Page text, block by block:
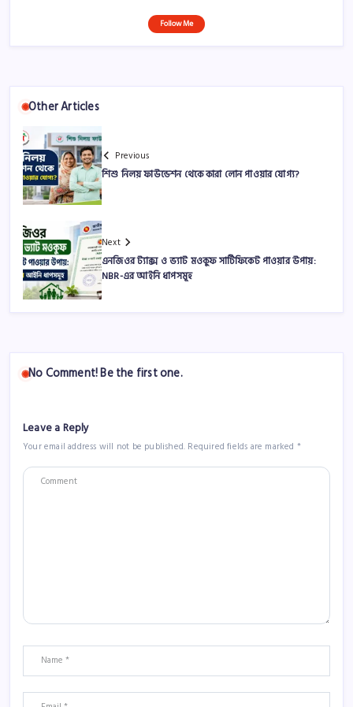
Follow Me
Other Articles
Previous
শিশু নিলয় ফাউন্ডেশন থেকে কারা লোন পাওয়ার যোগ্য?
Next
এনজিওর ট্যাক্স ও ভ্যাট মওকুফ সার্টিফিকেট পাওয়ার উপায়:
NBR-এর আইনি ধাপসমূহ
No Comment! Be the first one.
Leave a Reply
Your email address will not be published. Required fields are marked *